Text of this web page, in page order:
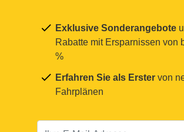
Exklusive Sonderangebote
Rabatte mit Ersparnissen von
%
Erfahren Sie als Erster von
Fahrplänen